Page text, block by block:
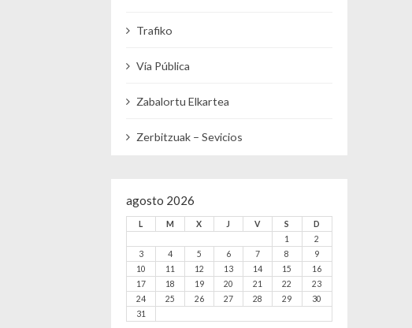
Trafiko
Vía Pública
Zabalortu Elkartea
Zerbitzuak – Sevicios
agosto 2026
L M X J V S
D
1
2
3
4 5 6 7 8
9
10
11 12 13 14 15
16
17
18 19 20 21 22
23
24
25 26 27 28 29
30
31